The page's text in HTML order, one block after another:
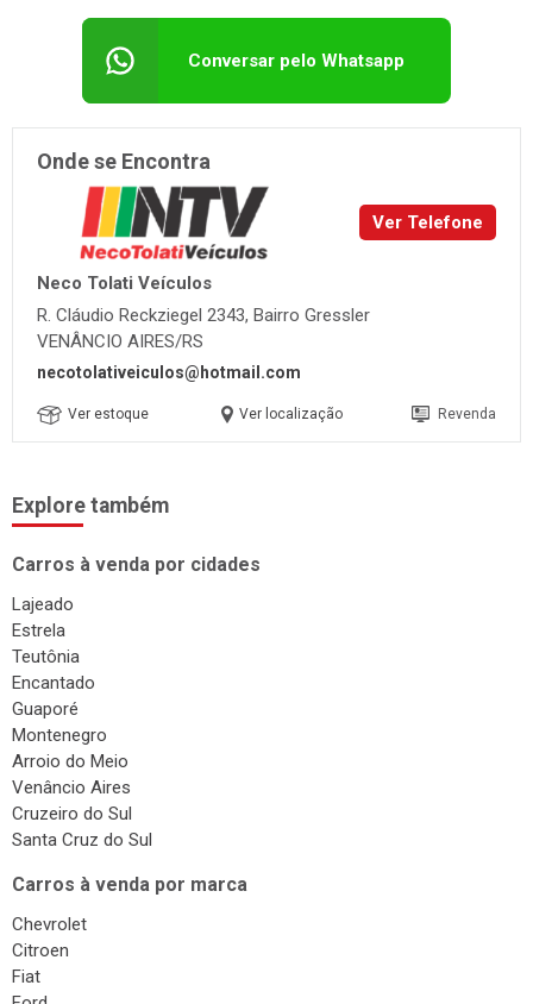
Conversar pelo Whatsapp
Onde se Encontra
Ver Telefone
Neco Tolati Veículos
R. Cláudio Reckziegel 2343, Bairro Gressler
VENÂNCIO AIRES/RS
necotolativeiculos@hotmail.com
Ver estoque Ver localização
Explore também
Carros à venda por cidades
Lajeado
Estrela
Teutônia
Encantado
Guaporé
Montenegro
Arroio do Meio
Venâncio Aires
Cruzeiro do Sul
Santa Cruz do Sul
Carros à venda por marca
Chevrolet
Citroen
Fiat